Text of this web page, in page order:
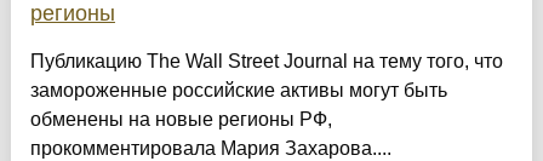
регионы
Публикацию The Wall Street Journal на тему того, что
замороженные российские активы могут быть
обменены на новые регионы РФ,
прокомментировала Мария Захарова....